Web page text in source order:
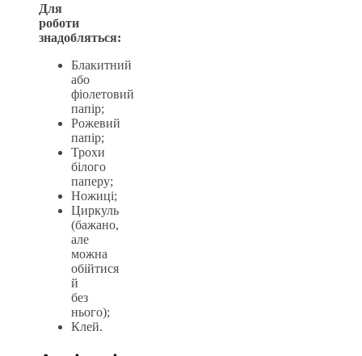
Для
роботи
знадобляться:
Блакитний
або
фіолетовий
папір;
Рожевий
папір;
Трохи
білого
паперу;
Ножиці;
Циркуль
(бажано,
але
можна
обійтися
й
без
нього);
Клей.